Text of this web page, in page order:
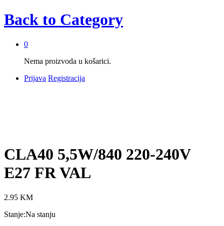
Back to Category
0
Nema proizvoda u košarici.
Prijava Registracija
CLA40 5,5W/840 220-240V
E27 FR VAL
2.95 KM
Stanje:Na stanju